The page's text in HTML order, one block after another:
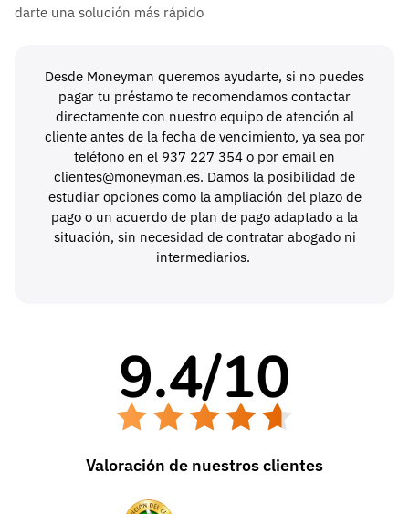
darte una solución más rápido
Desde Moneyman queremos ayudarte, si no puedes
pagar tu préstamo te recomendamos contactar
directamente con nuestro equipo de atención al
cliente antes de la fecha de vencimiento, ya sea por
teléfono en el 937 227 354 o por email en
clientes@moneyman.es. Damos la posibilidad de
estudiar opciones como la ampliación del plazo de
pago o un acuerdo de plan de pago adaptado a la
situación, sin necesidad de contratar abogado ni
intermediarios.
9.4/10
Valoración de nuestros clientes